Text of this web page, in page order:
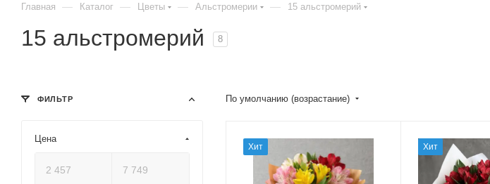
Главная — Каталог — Цветы — Альстромерии — 15 альстромерий
15 альстромерий 8
По умолчанию (возрастание)
Хит Хит
ФИЛЬТР
Цена